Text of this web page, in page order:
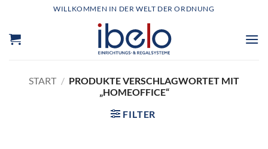
springen
WILLKOMMEN IN DER WELT DER ORDNUNG
START / PRODUKTE VERSCHLAGWORTET MIT
„HOMEOFFICE“
FILTER